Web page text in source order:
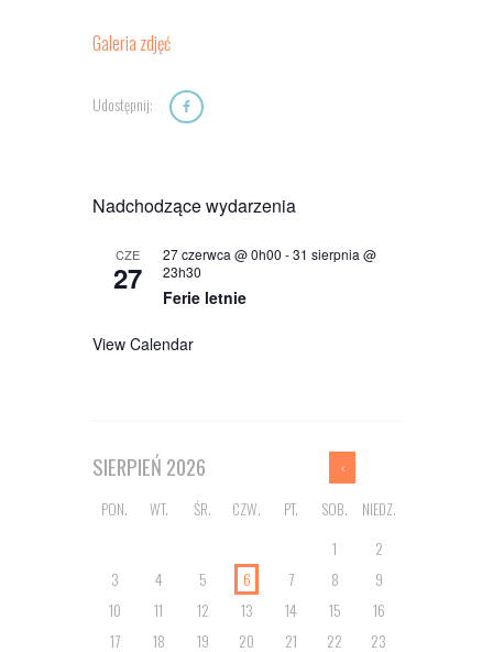
Galeria zdjęć
Udostępnij:
Nadchodzące wydarzenia
CZE
27
27 czerwca @ 0h00 -31 sierpnia @
23h30
Ferie letnie
View Calendar
SIERPIEŃ 2026
PON. WT. ŚR. CZW. PT. SOB. NIEDZ.
1
2
3
4 5 6 7 8
9
10
11 12 13 14 15
16
17
18 19 20 21 22 23